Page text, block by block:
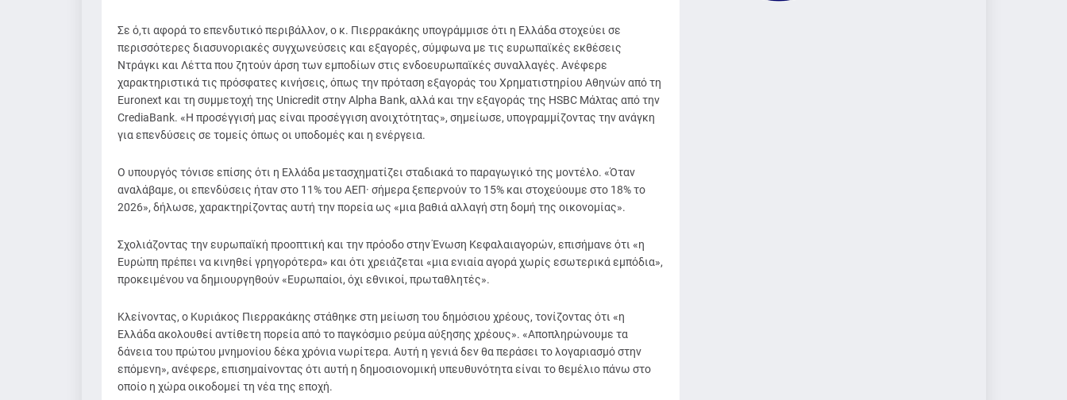
Σε ό,τι αφορά το επενδυτικό περιβάλλον, ο κ. Πιερρακάκης υπογράμμισε ότι η Ελλάδα στοχεύει σε
περισσότερες διασυνοριακές συγχωνεύσεις και εξαγορές, σύμφωνα με τις ευρωπαϊκές εκθέσεις
Ντράγκι και Λέττα που ζητούν άρση των εμποδίων στις ενδοευρωπαϊκές συναλλαγές. Ανέφερε
χαρακτηριστικά τις πρόσφατες κινήσεις, όπως την πρόταση εξαγοράς του Χρηματιστηρίου Αθηνών από τη
Euronext και τη συμμετοχή της Unicredit στην Alpha Bank, αλλά και την εξαγοράς της HSBC Μάλτας από την
CrediaBank. «Η προσέγγισή μας είναι προσέγγιση ανοιχτότητας», σημείωσε, υπογραμμίζοντας την ανάγκη
για επενδύσεις σε τομείς όπως οι υποδομές και η ενέργεια.
Ο υπουργός τόνισε επίσης ότι η Ελλάδα μετασχηματίζει σταδιακά το παραγωγικό της μοντέλο. «Όταν
αναλάβαμε, οι επενδύσεις ήταν στο 11% του ΑΕΠ· σήμερα ξεπερνούν το 15% και στοχεύουμε στο 18% το
2026», δήλωσε, χαρακτηρίζοντας αυτή την πορεία ως «μια βαθιά αλλαγή στη δομή της οικονομίας».
Σχολιάζοντας την ευρωπαϊκή προοπτική και την πρόοδο στην Ένωση Κεφαλαιαγορών, επισήμανε ότι «η
Ευρώπη πρέπει να κινηθεί γρηγορότερα» και ότι χρειάζεται «μια ενιαία αγορά χωρίς εσωτερικά εμπόδια»,
προκειμένου να δημιουργηθούν «Ευρωπαίοι, όχι εθνικοί, πρωταθλητές».
Κλείνοντας, ο Κυριάκος Πιερρακάκης στάθηκε στη μείωση του δημόσιου χρέους, τονίζοντας ότι «η
Ελλάδα ακολουθεί αντίθετη πορεία από το παγκόσμιο ρεύμα αύξησης χρέους». «Αποπληρώνουμε τα
δάνεια του πρώτου μνημονίου δέκα χρόνια νωρίτερα. Αυτή η γενιά δεν θα περάσει το λογαριασμό στην
επόμενη», ανέφερε, επισημαίνοντας ότι αυτή η δημοσιονομική υπευθυνότητα είναι το θεμέλιο πάνω στο
οποίο η χώρα οικοδομεί τη νέα της εποχή.